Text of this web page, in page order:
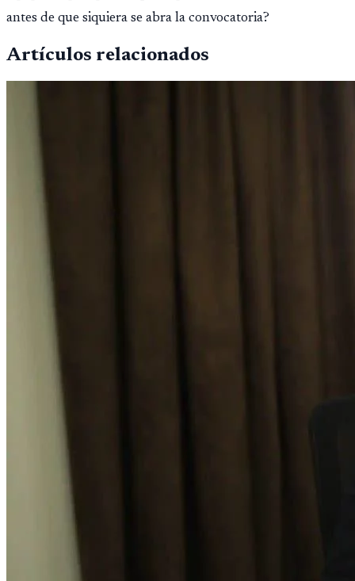
antes de que siquiera se abra la convocatoria?
Artículos relacionados